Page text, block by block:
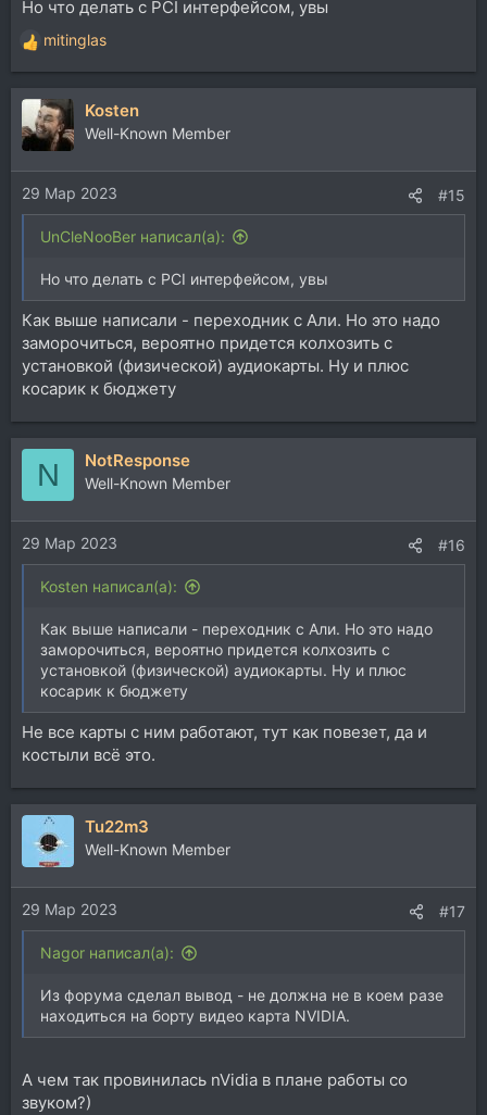
Но что делать с PCI интерфейсом, увы
Р
е
а
к
ц
и
и
:
mitinglas
Kosten
Well-Known Member
29 Мар 2023 #15
UnCleNooBer написал(а):
Но что делать с PCI интерфейсом, увы
Как выше написали - переходник с Али. Но это надо
заморочиться, вероятно придется колхозить c
установкой (физической) аудиокарты. Ну и плюс
косарик к бюджету
N NotResponse
Well-Known Member
29 Мар 2023 #16
Kosten написал(а):
Как выше написали - переходник с Али. Но это надо
заморочиться, вероятно придется колхозить c
установкой (физической) аудиокарты. Ну и плюс
косарик к бюджету
Не все карты с ним работают, тут как повезет, да и
костыли всё это.
Tu22m3
Well-Known Member
29 Мар 2023 #17
Nagor написал(а):
Из форума сделал вывод - не должна не в коем разе
находиться на борту видео карта NVIDIA.
А чем так провинилась nVidia в плане работы со
звуком?)